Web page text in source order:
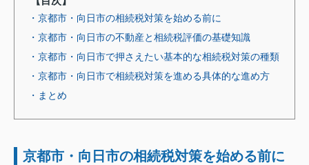
・京都市・向日市の相続税対策を始める前に
・京都市・向日市の不動産と相続税評価の基礎知識
・京都市・向日市で押さえたい基本的な相続税対策の種類
・京都市・向日市で相続税対策を進める具体的な進め方
・まとめ
京都市・向日市の相続税対策を始める前に